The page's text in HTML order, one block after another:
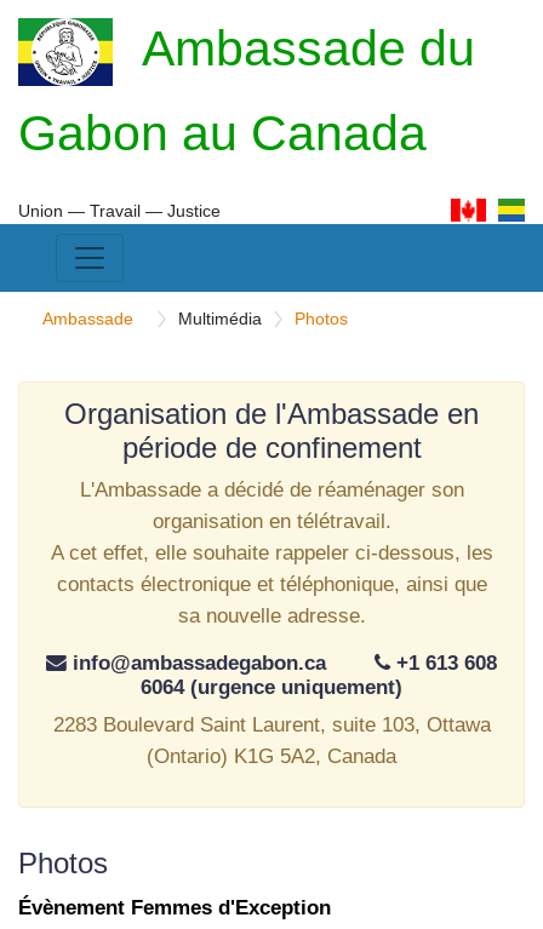
Ambassade du
Gabon au Canada
Union ― Travail ― Justice
Ambassade Multimédia Photos
Organisation de l'Ambassade en
période de confinement
L'Ambassade a décidé de réaménager son
organisation en télétravail.
A cet effet, elle souhaite rappeler ci-dessous, les
contacts électronique et téléphonique, ainsi que
sa nouvelle adresse.
info@ambassadegabon.ca
+1 613 608
6064 (urgence uniquement)
2283 Boulevard Saint Laurent, suite 103, Ottawa
(Ontario) K1G 5A2, Canada
Photos
Évènement Femmes d'Exception